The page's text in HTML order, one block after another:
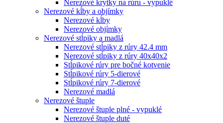
Nerezové krytky na rúru - vypuklé
Nerezové kĺby a objímky
Nerezové kĺby
Nerezové objímky
Nerezové stĺpiky a madlá
Nerezové stĺpiky z rúry 42.4 mm
Nerezové stĺpiky z rúry 40x40x2
Stĺpikové rúry pre bočné kotvenie
Stĺpikové rúry 5-dierové
Stĺpikové rúry 7-dierové
Nerezové madlá
Nerezové štuple
Nerezové štuple plné - vypuklé
Nerezové štuple duté